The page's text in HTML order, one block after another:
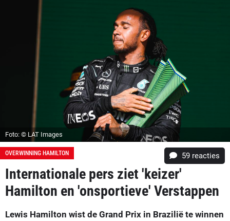
Foto: © LAT Images
OVERWINNING HAMILTON 59 reacties
Internationale pers ziet 'keizer'
Hamilton en 'onsportieve' Verstappen
Lewis Hamilton wist de Grand Prix in Brazilië te winnen